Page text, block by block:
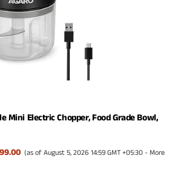
Mini Electric Chopper, Food Grade Bowl,
(as of August 5, 2026 14:59 GMT +05:30 -More